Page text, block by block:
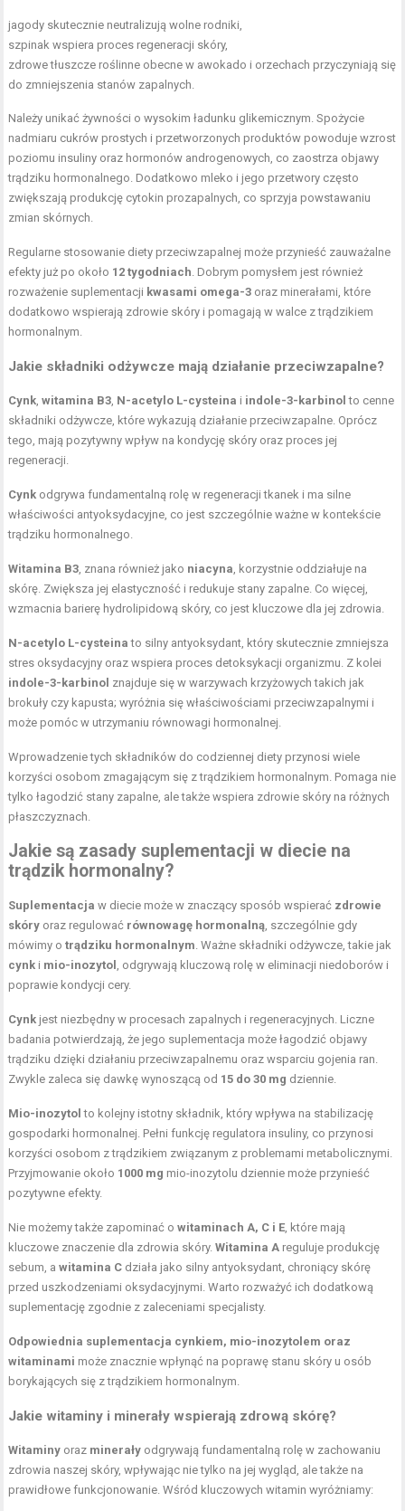
jagody skutecznie neutralizują wolne rodniki,
szpinak wspiera proces regeneracji skóry,
zdrowe tłuszcze roślinne obecne w awokado i orzechach przyczyniają się
do zmniejszenia stanów zapalnych.
Należy unikać żywności o wysokim ładunku glikemicznym. Spożycie
nadmiaru cukrów prostych i przetworzonych produktów powoduje wzrost
poziomu insuliny oraz hormonów androgenowych, co zaostrza objawy
trądziku hormonalnego. Dodatkowo mleko i jego przetwory często
zwiększają produkcję cytokin prozapalnych, co sprzyja powstawaniu
zmian skórnych.
Regularne stosowanie diety przeciwzapalnej może przynieść zauważalne
efekty już po około 12 tygodniach . Dobrym pomysłem jest również
rozważenie suplementacji kwasami omega-3 oraz minerałami, które
dodatkowo wspierają zdrowie skóry i pomagają w walce z trądzikiem
hormonalnym.
Jakie składniki odżywcze mają działanie przeciwzapalne?
Cynk ,witamina B3 N-acetylo L-cysteina i indole-3-karbinol to cenne
składniki odżywcze, które wykazują działanie przeciwzapalne. Oprócz
tego, mają pozytywny wpływ na kondycję skóry oraz proces jej
regeneracji.
Cynk odgrywa fundamentalną rolę w regeneracji tkanek i ma silne
właściwości antyoksydacyjne, co jest szczególnie ważne w kontekście
trądziku hormonalnego.
Witamina B3 , znana również jako niacyna , korzystnie oddziałuje na
skórę. Zwiększa jej elastyczność i redukuje stany zapalne. Co więcej,
wzmacnia barierę hydrolipidową skóry, co jest kluczowe dla jej zdrowia.
N-acetylo L-cysteina to silny antyoksydant, który skutecznie zmniejsza
stres oksydacyjny oraz wspiera proces detoksykacji organizmu. Z kolei
indole-3-karbinol znajduje się w warzywach krzyżowych takich jak
brokuły czy kapusta; wyróżnia się właściwościami przeciwzapalnymi i
może pomóc w utrzymaniu równowagi hormonalnej.
Wprowadzenie tych składników do codziennej diety przynosi wiele
korzyści osobom zmagającym się z trądzikiem hormonalnym. Pomaga nie
tylko łagodzić stany zapalne, ale także wspiera zdrowie skóry na różnych
płaszczyznach.
Jakie są zasady suplementacji w diecie na
trądzik hormonalny?
Suplementacja w diecie może w znaczący sposób wspierać zdrowie
skóry oraz regulować równowagę hormonalną , szczególnie gdy
mówimy otrądziku hormonalnym . Ważne składniki odżywcze, takie jak
cynk i mio-inozytol
, odgrywają kluczową rolę w eliminacji niedoborów i
poprawie kondycji cery.
Cynk jest niezbędny w procesach zapalnych i regeneracyjnych. Liczne
badania potwierdzają, że jego suplementacja może łagodzić objawy
trądziku dzięki działaniu przeciwzapalnemu oraz wsparciu gojenia ran.
Zwykle zaleca się dawkę wynoszącą od 15 do 30 mg dziennie.
Mio-inozytol to kolejny istotny składnik, który wpływa na stabilizację
gospodarki hormonalnej. Pełni funkcję regulatora insuliny, co przynosi
korzyści osobom z trądzikiem związanym z problemami metabolicznymi.
Przyjmowanie około 1000 mg mio-inozytolu dziennie może przynieść
pozytywne efekty.
Nie możemy także zapominać owitaminach A, C i E , które mają
kluczowe znaczenie dla zdrowia skóry.Witamina A reguluje produkcję
sebum, awitamina C działa jako silny antyoksydant, chroniący skórę
przed uszkodzeniami oksydacyjnymi. Warto rozważyć ich dodatkową
suplementację zgodnie z zaleceniami specjalisty.
Odpowiednia suplementacja cynkiem, mio-inozytolem oraz
witaminami może znacznie wpłynąć na poprawę stanu skóry u osób
borykających się z trądzikiem hormonalnym.
Jakie witaminy i minerały wspierają zdrową skórę?
Witaminy oraz minerały odgrywają fundamentalną rolę w zachowaniu
zdrowia naszej skóry, wpływając nie tylko na jej wygląd, ale także na
prawidłowe funkcjonowanie. Wśród kluczowych witamin wyróżniamy: